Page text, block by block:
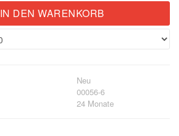
IN DEN WARENKORB
Neu
00056-6
24 Monate